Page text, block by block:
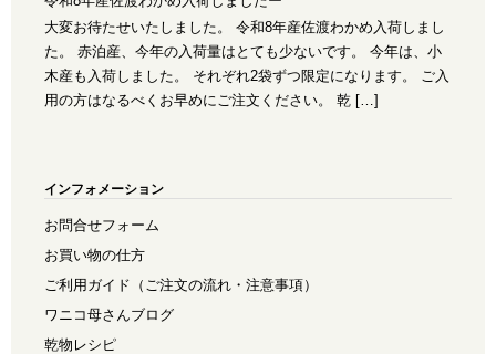
大変お待たせいたしました。 令和8年産佐渡わかめ入荷しまし
た。 赤泊産、今年の入荷量はとても少ないです。 今年は、小
木産も入荷しました。 それぞれ2袋ずつ限定になります。 ご入
用の方はなるべくお早めにご注文ください。 乾 […]
インフォメーション
お問合せフォーム
お買い物の仕方
ご利用ガイド（ご注文の流れ・注意事項）
ワニコ母さんブログ
乾物レシピ